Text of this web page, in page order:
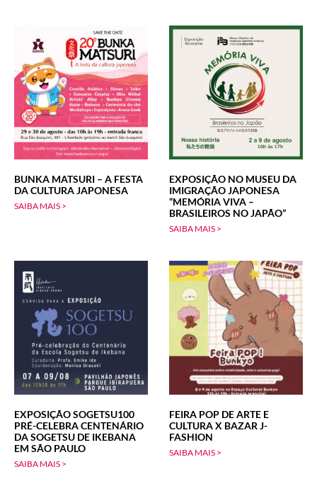
BUNKA MATSURI – A FESTA
DA CULTURA JAPONESA
SAIBA MAIS >
EXPOSIÇÃO NO MUSEU DA
IMIGRAÇÃO JAPONESA
“MEMÓRIA VIVA –
BRASILEIROS NO JAPÃO”
SAIBA MAIS >
EXPOSIÇÃO SOGETSU100
PRÉ-CELEBRA CENTENÁRIO
DA SOGETSU DE IKEBANA
EM SÃO PAULO
SAIBA MAIS >
FEIRA POP DE ARTE E
CULTURA X BAZAR J-
FASHION
SAIBA MAIS >